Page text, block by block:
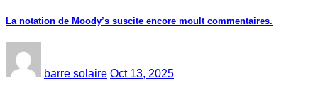
La notation de Moody’s suscite encore moult commentaires.
barre solaire Oct 13, 2025